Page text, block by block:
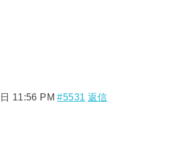
11:56 PM #5531 返信